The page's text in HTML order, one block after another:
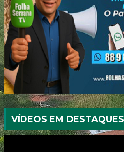
VÍDEOS EM DESTAQUES